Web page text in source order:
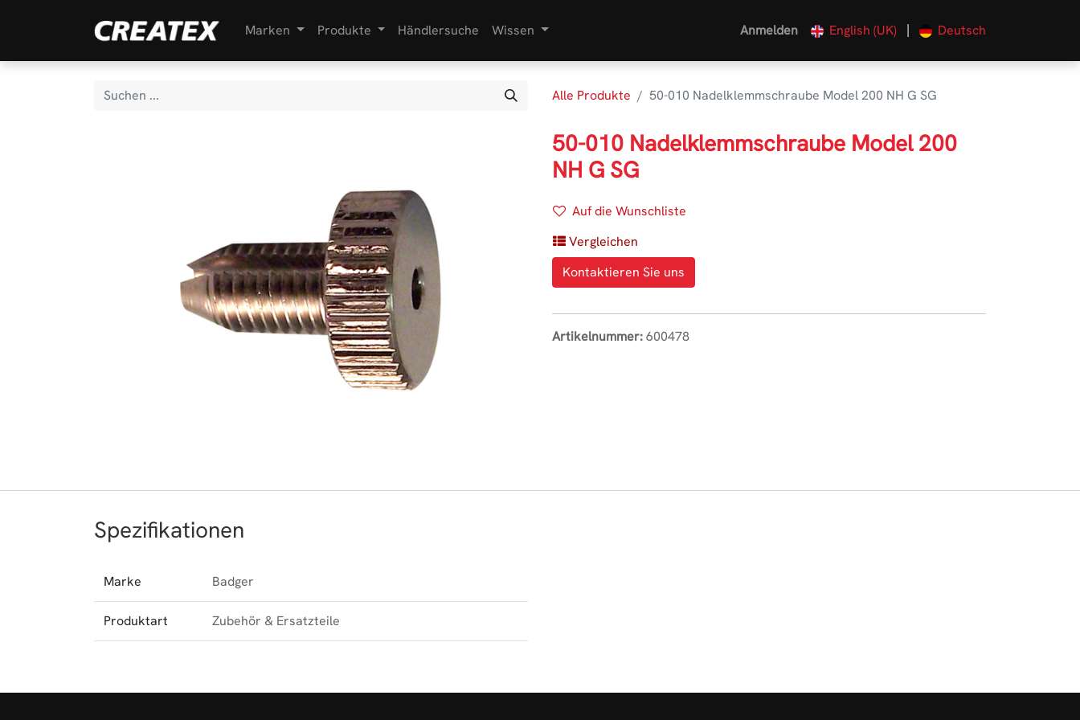
Marken Produkte Händlersuche Wissen Anmelden English (UK) | Deutsch
Alle Produkte 50-010 Nadelklemmschraube Model 200 NH G SG
50-010 Nadelklemmschraube Model 200
NH G SG
Auf die Wunschliste
Vergleichen
Kontaktieren Sie uns
Artikelnummer:600478
Spezifikationen
Marke Badger
Produktart Zubehör & Ersatzteile